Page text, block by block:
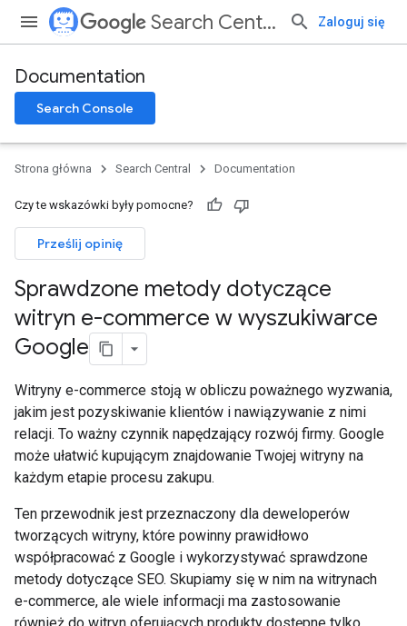
Search Central Zaloguj się
Documentation
Search Console
Strona główna Search Central Documentation
Czy te wskazówki były pomocne?
Prześlij opinię
Sprawdzone metody dotyczące
witryn e-commerce w wyszukiwarce
Google
Witryny e-commerce stoją w obliczu poważnego wyzwania,
jakim jest pozyskiwanie klientów i nawiązywanie z nimi
relacji. To ważny czynnik napędzający rozwój firmy. Google
może ułatwić kupującym znajdowanie Twojej witryny na
każdym etapie procesu zakupu.
Ten przewodnik jest przeznaczony dla deweloperów
tworzących witryny, które powinny prawidłowo
współpracować z Google i wykorzystywać sprawdzone
metody dotyczące SEO. Skupiamy się w nim na witrynach
e-commerce, ale wiele informacji ma zastosowanie